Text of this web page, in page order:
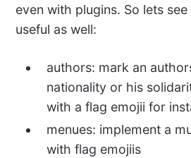
even with plugins. So lets
useful as well:
authors: mark an
nationality or his
with a flag emojii for
menues: implement a
with flag emojiis